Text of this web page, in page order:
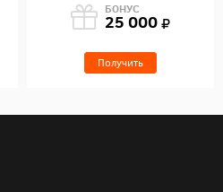
БОНУС
25 000
Получить